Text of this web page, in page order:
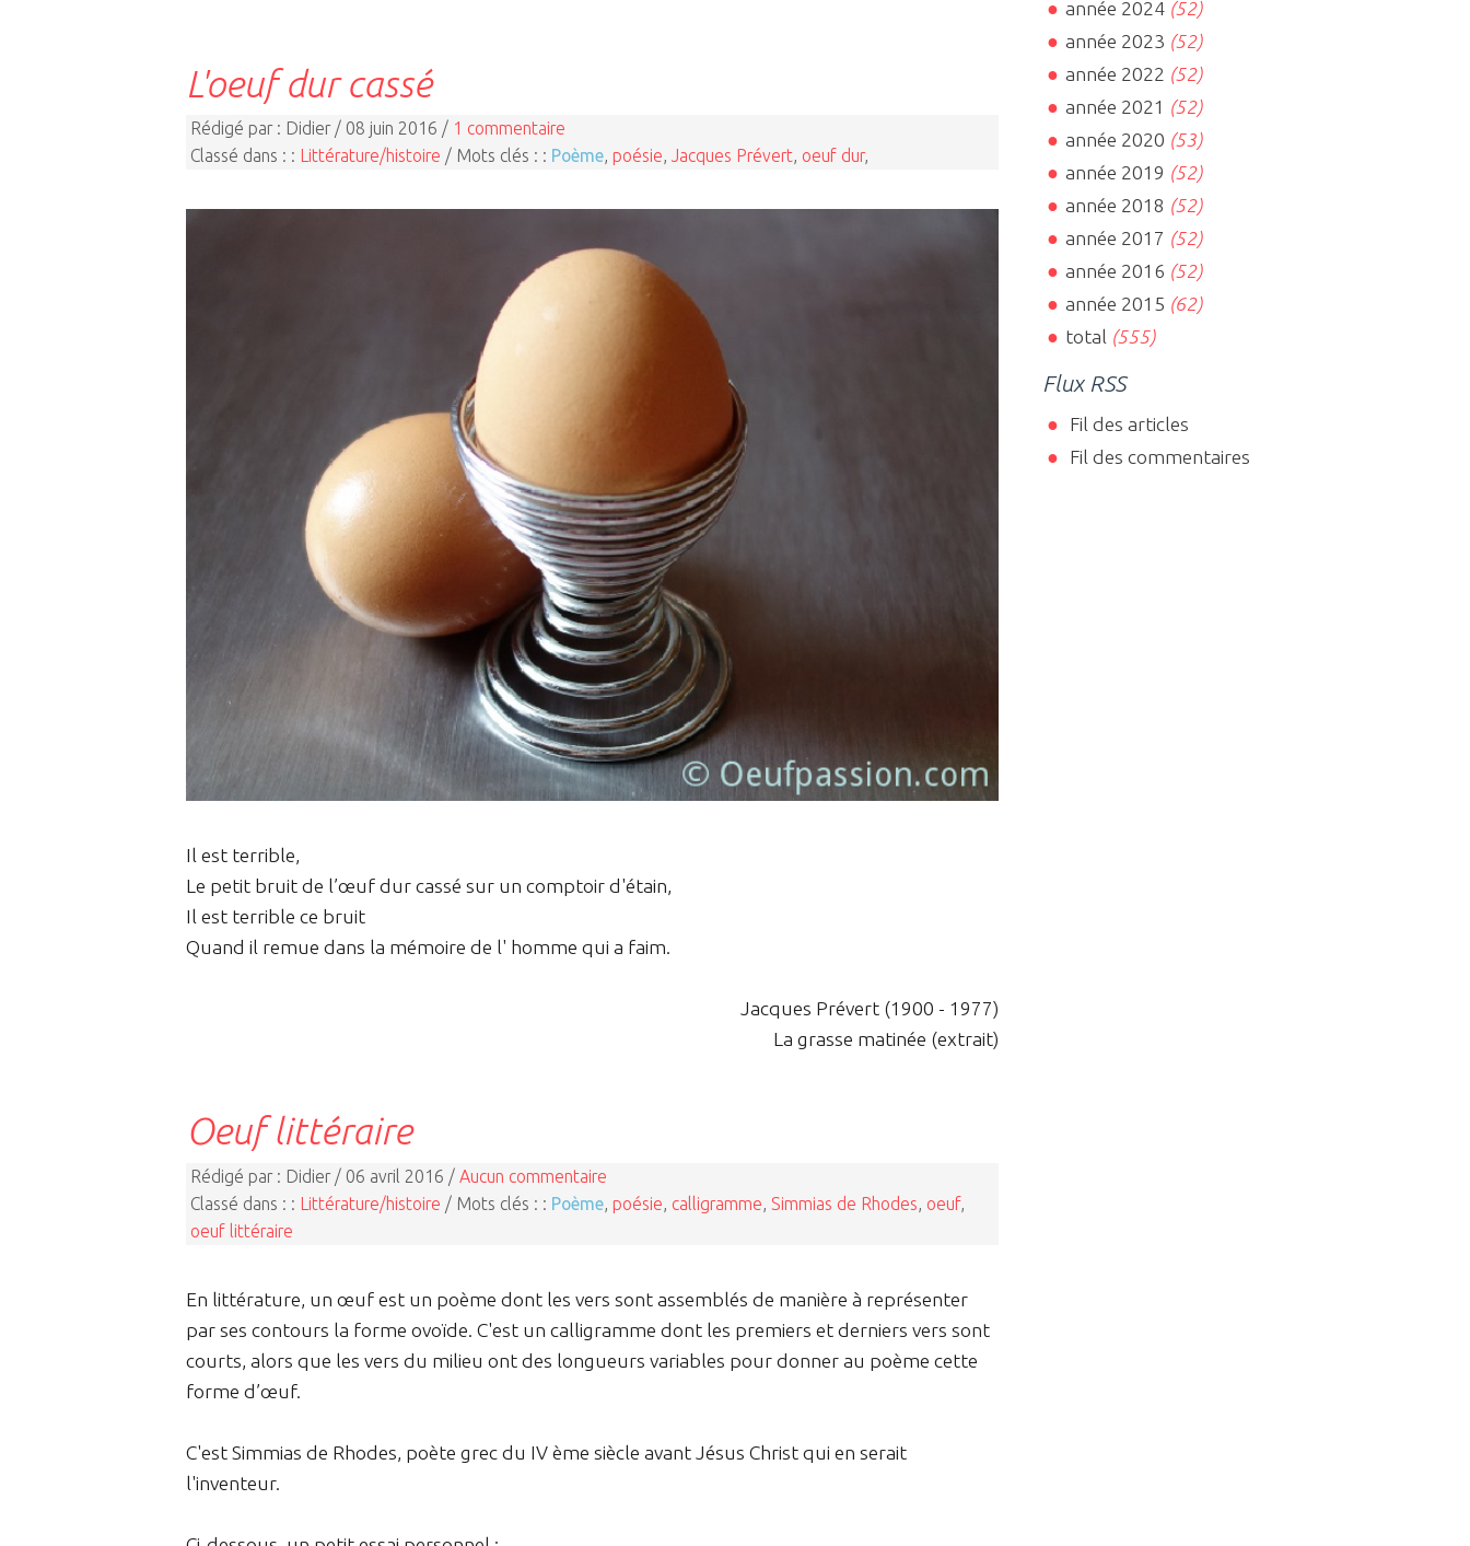
L'oeuf dur cassé
Rédigé par : Didier / 08 juin 2016 / 1 commentaire
Classé dans : : Littérature/histoire / Mots clés : : Poème, poésie, Jacques Prévert, oeuf dur,
Il est terrible,
Le petit bruit de l’œuf dur cassé sur un comptoir d'étain,
Il est terrible ce bruit
Quand il remue dans la mémoire de l' homme qui a faim.
Jacques Prévert (1900 - 1977)
La grasse matinée (extrait)
Oeuf littéraire
Rédigé par : Didier / 06 avril 2016 / Aucun commentaire
Classé dans : : Littérature/histoire / Mots clés : : Poème, poésie, calligramme, Simmias de Rhodes, oeuf,
oeuf littéraire
En littérature, un œuf est un poème dont les vers sont assemblés de manière à représenter
par ses contours la forme ovoïde. C'est un calligramme dont les premiers et derniers vers sont
courts, alors que les vers du milieu ont des longueurs variables pour donner au poème cette
forme d’œuf.
C'est Simmias de Rhodes, poète grec du IV ème siècle avant Jésus Christ qui en serait
l'inventeur.
année 2024(52)
année 2023 (52)
année 2022 (52)
année 2021 (52)
année 2020 (53)
année 2019 (52)
année 2018 (52)
année 2017 (52)
année 2016 (52)
année 2015 (62)
total (555)
Flux RSS
Fil des articles
Fil des commentaires